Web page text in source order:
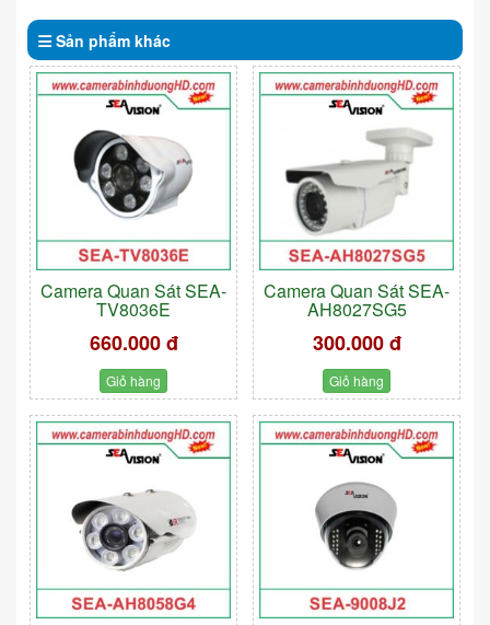
Sản phẩm khác
Camera Quan Sát SEA-
TV8036E
660.000 đ
Giỏ hàng
Camera Quan Sát SEA-
AH8027SG5
300.000 đ
Giỏ hàng